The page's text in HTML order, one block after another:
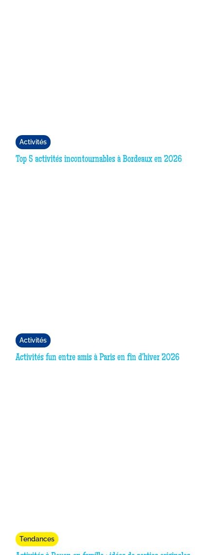
Activités
Top 5 activités incontournables à Bordeaux en 2026
Activités
Activités fun entre amis à Paris en fin d'hiver 2026
Tendances